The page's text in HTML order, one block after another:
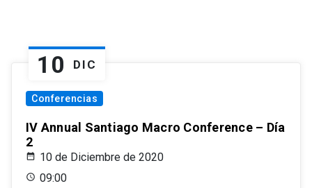
10 DIC
Conferencias
IV Annual Santiago Macro Conference – Día
2
10 de Diciembre de 2020
09:00